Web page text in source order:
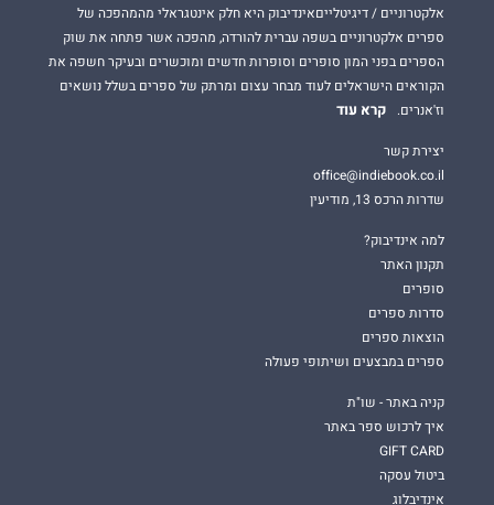
אלקטרוניים / דיגיטלייםאינדיבוק היא חלק אינטגראלי מהמהפכה של
ספרים אלקטרוניים בשפה עברית להורדה, מהפכה אשר פתחה את שוק
הספרים בפני המון סופרים וסופרות חדשים ומוכשרים ובעיקר חשפה את
הקוראים הישראלים לעוד מבחר עצום ומרתק של ספרים בשלל נושאים
וז'אנרים.
קרא עוד
יצירת קשר
office@indiebook.co.il
שדרות הרכס 13, מודיעין
למה אינדיבוק?
תקנון האתר
סופרים
סדרות ספרים
הוצאות ספרים
ספרים במבצעים ושיתופי פעולה
קניה באתר - שו"ת
איך לרכוש ספר באתר
GIFT CARD
ביטול עסקה
אינדיבלוג